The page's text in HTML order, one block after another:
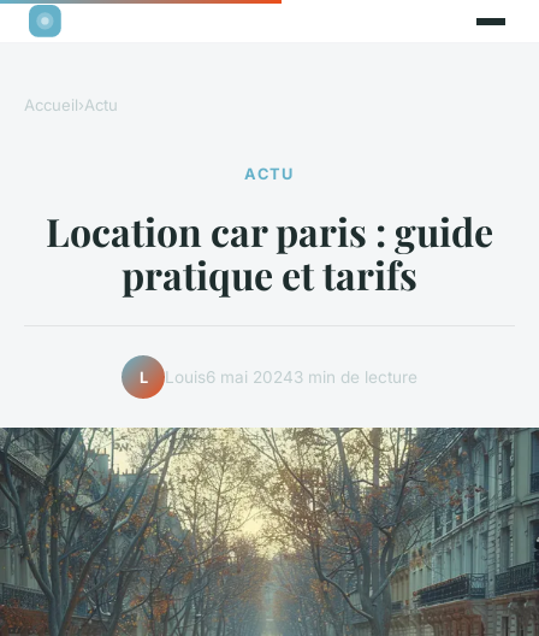
Accueil›Actu
ACTU
Location car paris : guide
pratique et tarifs
L Louis6 mai 20243 min de lecture